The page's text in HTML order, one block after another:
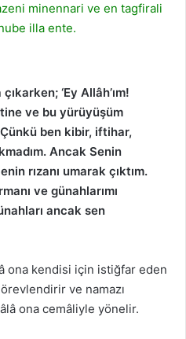
minennari ve en tagfirali
illa ente.
‘Ey Allâh’ım!
ve bu yürüyüşüm
ben kibir, iftihar,
Ancak Senin
rızanı umarak çıktım.
ve günahlarımı
ancak sen
ona kendisi için istiğfar eden
ve namazı
ona cemâliyle yönelir.